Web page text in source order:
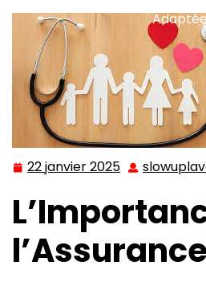
22 janvier 2025 22
2025